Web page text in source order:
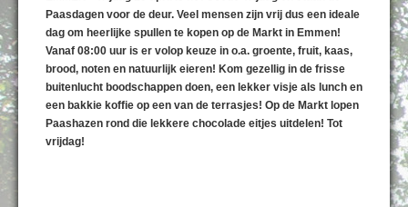
Paasdagen voor de deur. Veel mensen zijn vrij dus een ideale
dag om heerlijke spullen te kopen op de Markt in Emmen!
Vanaf 08:00 uur is er volop keuze in o.a. groente, fruit, kaas,
brood, noten en natuurlijk eieren! Kom gezellig in de frisse
buitenlucht boodschappen doen, een lekker visje als lunch en
een bakkie koffie op een van de terrasjes! Op de Markt lopen
Paashazen rond die lekkere chocolade eitjes uitdelen! Tot
vrijdag!